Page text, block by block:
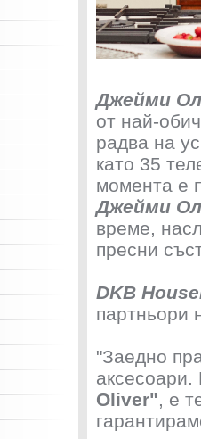
Джейми
от най-
радва на
като 35
момента е
Джейми
време,
пресни
DKB
партньори
"Заедно
аксесоари.
Oliver", е